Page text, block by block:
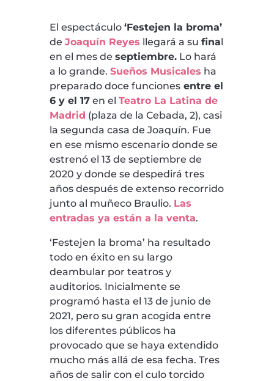
El espectáculo ‘Festejen la broma’
de Joaquín Reyes llegará a su final
en el mes de septiembre.Lo hará
a lo grande. Sueños Musicales ha
preparado doce funcionesentre el
6 y el 17en el Teatro La Latina de
Madrid (plaza de la Cebada, 2), casi
la segunda casa de Joaquín. Fue
en ese mismo escenario donde se
estrenó el 13 de septiembre de
2020 y donde se despedirá tres
años después de extenso recorrido
junto al muñeco Braulio. Las
entradas ya están a la venta.
‘Festejen la broma’ ha resultado
todo en éxito en su largo
deambular por teatros y
auditorios. Inicialmente se
programó hasta el 13 de junio de
2021, pero su gran acogida entre
los diferentes públicos ha
provocado que se haya extendido
mucho más allá de esa fecha. Tres
años de salir con el culo torcido